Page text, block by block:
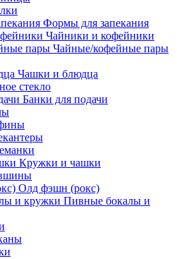
Формы для запекания
Чайники и кофейники
Чайные/кофейные пары
Чашки и блюдца
стекло
Банки для подачи
Кружки и чашки
Олд фэшн (рокс)
Пивные бокалы и